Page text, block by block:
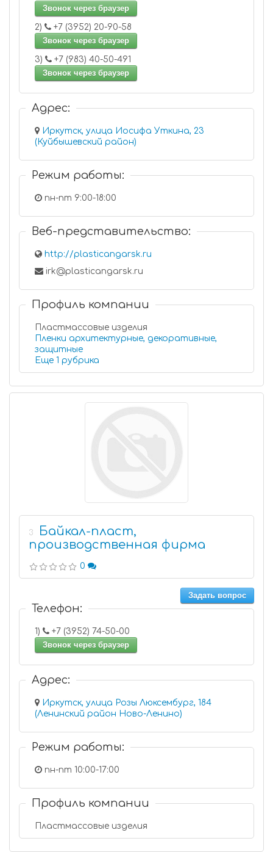
Звонок через браузер
2)
+7 (3952) 20-90-58
Звонок через браузер
3)
+7 (983) 40-50-491
Звонок через браузер
Адрес:
Иркутск, улица Иосифа Уткина, 23
(Куйбышевский район)
Режим работы:
пн-пт 9:00-18:00
Веб-представительство:
http://plasticangarsk.ru
irk@plasticangarsk.ru
Профиль компании
Пластмассовые изделия
Пленки архитектурные, декоративные,
защитные
Еще 1 рубрика
3
Байкал-пласт,
производственная фирма
0
Задать вопрос
Телефон:
1)
+7 (3952) 74-50-00
Звонок через браузер
Адрес:
Иркутск, улица Розы Люксембург, 184
(Ленинский район Ново-Ленино)
Режим работы:
пн-пт 10:00-17:00
Профиль компании
Пластмассовые изделия